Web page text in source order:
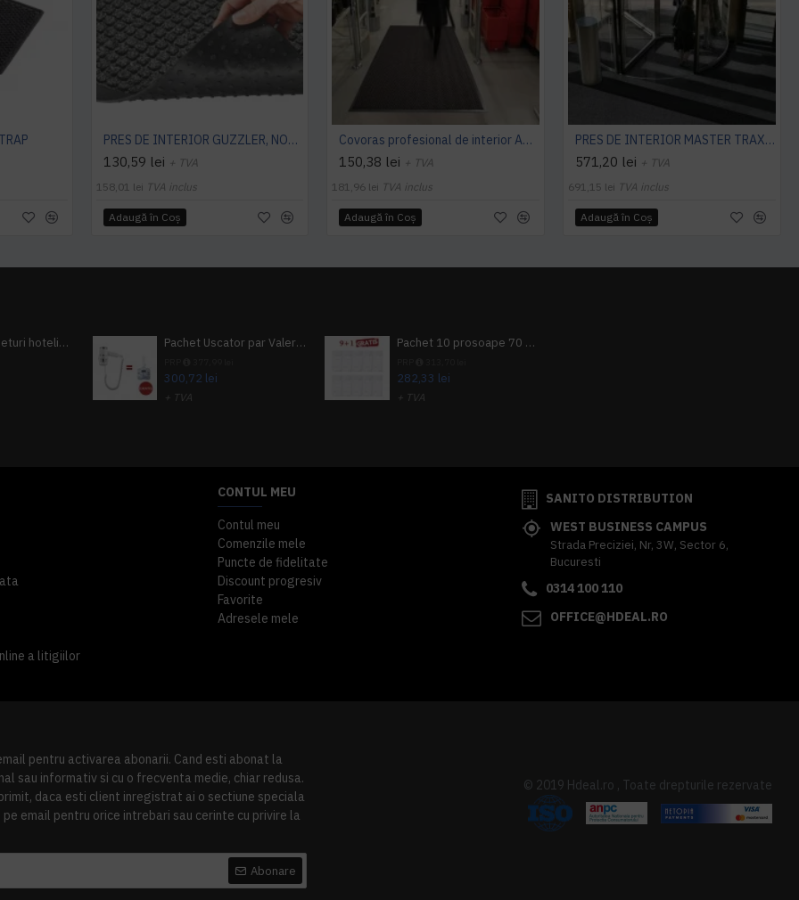
PRES DE INTERIOR GUZZLER, NOTRAX
130,59 lei + TVA
158,01 lei TVA inclus
Adaugă în Coş
Covoras profesional de interior ARROW TRAX, Carbune
150,38 lei + TVA
181,96 lei TVA inclus
Adaugă în Coş
PRES DE INTERIOR MASTER TRAX, NOTRAX
571,20 lei + TVA
691,15 lei TVA inclus
Adaugă în Coş
Pachet 100 seturi hoteliere, set dentar, set barbierit, casca de dus, pila unghii, set cusut Pachet Uscator par Valera Action Super Plus + GRATUIT Sampon si gel de dus Tork
300,72 lei
+ TVA
Pachet 10 prosoape 70 x 140cm 9 + 1 gratuit
282,33 lei
+ TVA
a litigiilor
CONTUL MEU
Contul meu
Comenzile mele
Puncte de fidelitate
Discount progresiv
Favorite
Adresele mele
SANITO DISTRIBUTION
WEST BUSINESS CAMPUS
Strada Preciziei, Nr, 3W, Sector 6,
Bucuresti
0314 100 110
OFFICE@HDEAL.RO
pentru activarea abonarii. Cand esti abonat la
sau informativ si cu o frecventa medie, chiar redusa.
daca esti client inregistrat ai o sectiune speciala
email pentru orice intrebari sau cerinte cu privire la
Abonare
© 2019 Hdeal.ro , Toate drepturile rezervate